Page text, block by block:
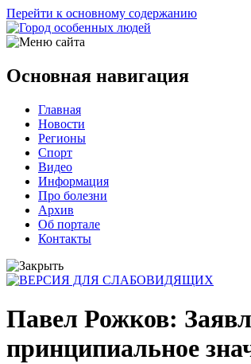
Перейти к основному содержанию
Основная навигация
Главная
Новости
Регионы
Спорт
Видео
Информация
Про болезни
Архив
Об портале
Контакты
Павел Рожков:
принципиальное